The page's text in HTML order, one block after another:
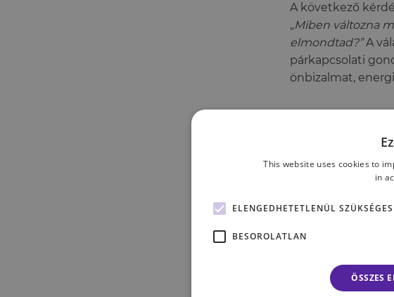
A következő
„Miben változna
elmondtad?”A
párkapcsolati
önbizalmat,
This website uses cookies to
in
ELENGEDHETETLENÜL SZÜKSÉGES
BESOROLATLAN
ÖSSZES